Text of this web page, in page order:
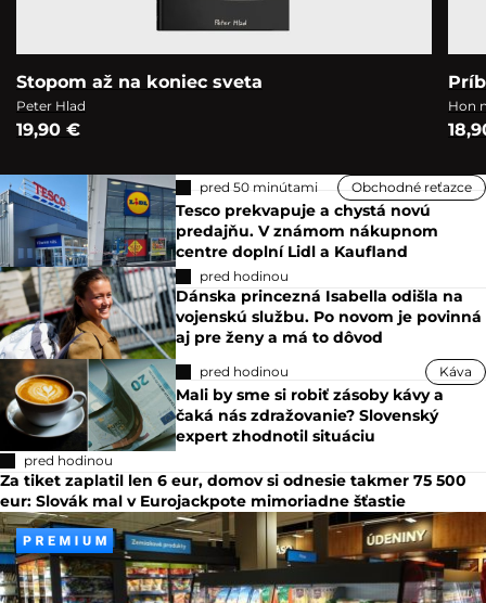
Stopom až na koniec sveta
Peter Hlad
19,90 €
Hon
pred 50 minútami Obchodné reťazce
Tesco prekvapuje a chystá novú
predajňu. V známom nákupnom
centre doplní Lidl a Kaufland
pred hodinou
Dánska princezná Isabella odišla na
vojenskú službu. Po novom je povinná
aj pre ženy a má to dôvod
pred hodinou Káva
Mali by sme si robiť zásoby kávy a
čaká nás zdražovanie? Slovenský
expert zhodnotil situáciu
pred hodinou
Za tiket zaplatil len 6 eur, domov si odnesie takmer 75 500
eur: Slovák mal v Eurojackpote mimoriadne šťastie